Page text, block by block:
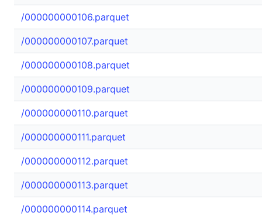
/000000000106.parquet
/000000000107.parquet
/000000000108.parquet
/000000000109.parquet
/000000000110.parquet
/000000000111.parquet
/000000000112.parquet
/000000000113.parquet
/000000000114.parquet